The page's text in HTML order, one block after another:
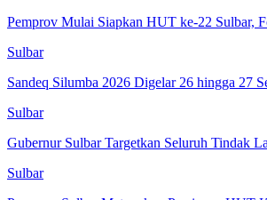
Pemprov Mulai Siapkan HUT ke-22 Sulbar,
Sulbar
Sandeq Silumba 2026 Digelar 26 hingga 27
Sulbar
Gubernur Sulbar Targetkan Seluruh Tindak
Sulbar